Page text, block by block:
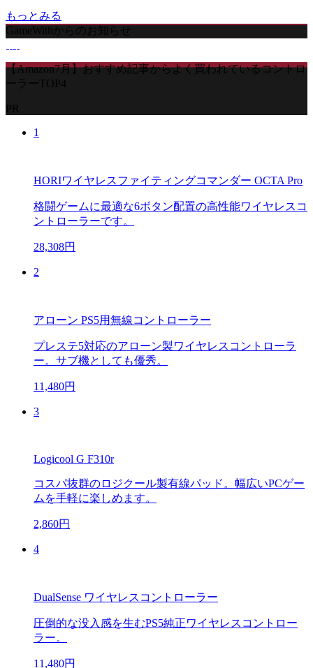
もっとみる
GameWithからのお知らせ
【Amazon7月】おすすめ記事からよく買われているコントロ
ーラーTOP4
PR
1
HORIワイヤレスファイティングコマンダー OCTA Pro
格闘ゲームに最適な6ボタン配置の高性能ワイヤレスコ
ントローラーです。
28,308円
2
アローン PS5用無線コントローラー
プレステ5対応のアローン製ワイヤレスコントローラ
ー。サブ機としても優秀。
11,480円
3
Logicool G F310r
コスパ抜群のロジクール製有線パッド。幅広いPCゲー
ムを手軽に楽しめます。
2,860円
4
DualSense ワイヤレスコントローラー
圧倒的な没入感を生むPS5純正ワイヤレスコントロー
ラー。
11,480円